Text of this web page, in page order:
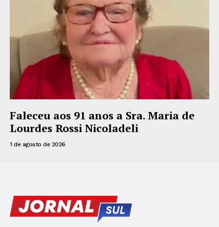
Faleceu aos 91 anos a Sra. Maria de
Lourdes Rossi Nicoladeli
1 de agosto de 2026